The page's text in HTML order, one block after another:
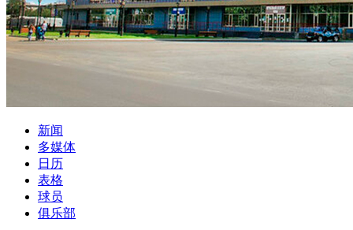
新闻
多媒体
日历
表格
球员
俱乐部